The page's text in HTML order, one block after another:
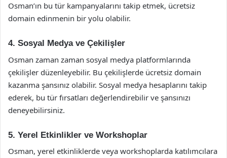
Osman’ın bu tür kampanyalarını takip etmek, ücretsiz
domain edinmenin bir yolu olabilir.
4. Sosyal Medya ve Çekilişler
Osman zaman zaman sosyal medya platformlarında
çekilişler düzenleyebilir. Bu çekilişlerde ücretsiz domain
kazanma şansınız olabilir. Sosyal medya hesaplarını takip
ederek, bu tür fırsatları değerlendirebilir ve şansınızı
deneyebilirsiniz.
5. Yerel Etkinlikler ve Workshoplar
Osman, yerel etkinliklerde veya workshoplarda katılımcılara